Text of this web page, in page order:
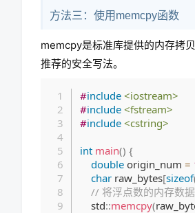
方法三：使用memcpy函数
memcpy是标准库提供的内存拷
推荐的安全写法。
#include <iostream>
#include <fstream>
#include <cstring>
int main() {
double origin_num =
char raw_bytes[sizeof
// 将浮点数的内存数
    std
::memcpy(